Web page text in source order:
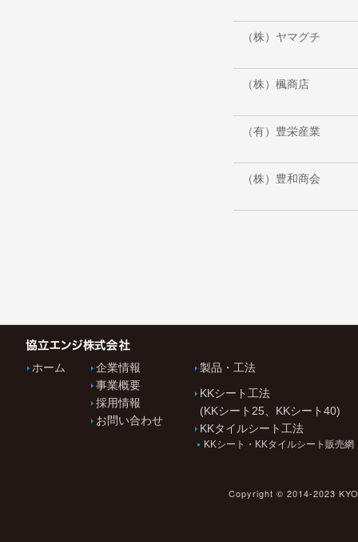
（株）ヤマグチ
（株）楓商店
（有）豊栄産業
（株）豊和商会
ホーム
企業情報
事業概要
採用情報
お問い合わせ
製品・工法
KKシート工法
(KKシート25、KKシート40)
KKタイルシート工法
KKシート・KKタイルシート販売網
Copyright © 2014-2023